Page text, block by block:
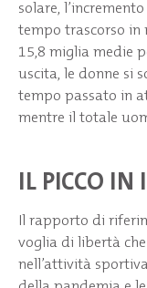
solare,
tempo trascorso in
15,8 miglia medie
uscita, le donne si
tempo passato in
mentre il totale
IL PICCO
Il rapporto di
voglia di libertà
nell’attività